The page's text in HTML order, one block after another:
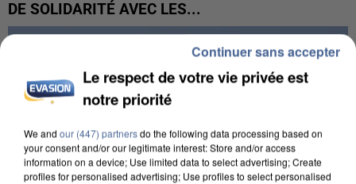
DE SOLIDARITÉ AVEC LES...
Le respect de votre vie privée est
notre priorité
We and our (447) partnersdo the following data processing based on
your consent and/or our legitimate interest: Store and/or access
information on a device; Use limited data to select advertising; Create
profiles for personalised advertising; Use profiles to select personalised
Continuer sans accepter